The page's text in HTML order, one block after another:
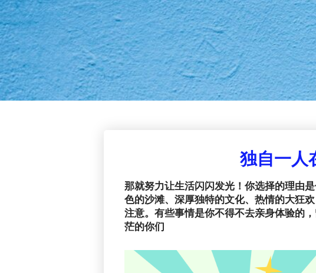
独自一人
那就努力让生活闪闪发光！你选择的理由
色的沙滩、深厚独特的文化、热情的大狂
注意。有些事情是你不得不去亲身体验的
茫的你们